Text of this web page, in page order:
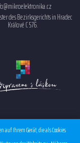
des Bezirksgerichts in Hradec
Králové C 576.
auf Ihrem Gerät, die als Cookies